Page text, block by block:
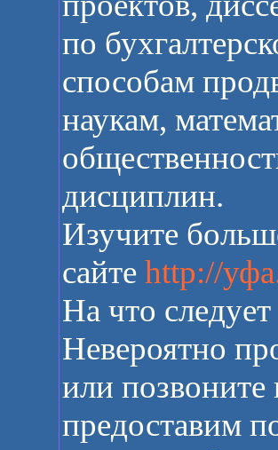
по
способам
наукам,
дисциплин.
Изучите
сайте http://
На что
Невероятно
или
предоставим